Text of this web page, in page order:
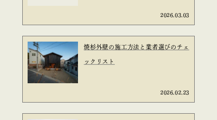
2026.03.03
焼杉外壁の施工方法と業者選びのチェ
ックリスト
2026.02.23